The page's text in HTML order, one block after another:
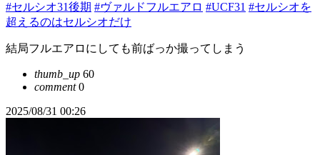
#セルシオ31後期 #ヴァルドフルエアロ #UCF31 #セルシオを
超えるのはセルシオだけ
結局フルエアロにしても前ばっか撮ってしまう
thumb_up 60
comment0
2025/08/31 00:26